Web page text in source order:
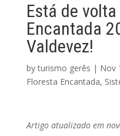
Está de
Encantada
Valdevez!
byturismo gerês | Nov
Floresta Encantada,
Artigo atualizado em